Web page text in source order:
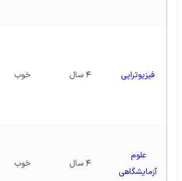
فیزیوتراپی ۴ سال خوب
آزمایشگاهی
۴ سال خوب